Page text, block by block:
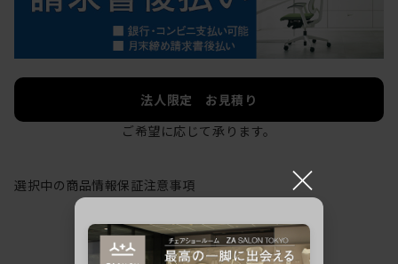
法人限定 お見積り
ご希望に応じて承ります。
選択中の商品情報保証注意事項 ×